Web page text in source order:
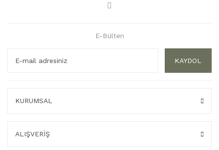
E-Bülten
KAYDOL
KURUMSAL
ALIŞVERİŞ